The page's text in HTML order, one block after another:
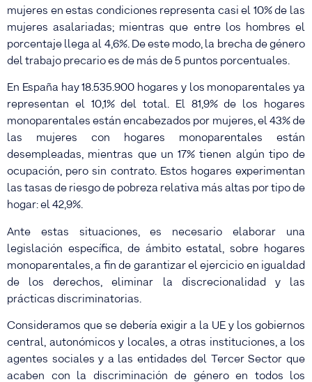
mujeres en estas condiciones representa casi el 10% de las
mujeres asalariadas; mientras que entre los hombres el
porcentaje llega al 4,6%. De este modo, la brecha de género
del trabajo precario es de más de 5 puntos porcentuales.
En España hay 18.535.900 hogares y los monoparentales ya
representan el 10,1% del total. El 81,9% de los hogares
monoparentales están encabezados por mujeres, el 43% de
las mujeres con hogares monoparentales están
desempleadas, mientras que un 17% tienen algún tipo de
ocupación, pero sin contrato. Estos hogares experimentan
las tasas de riesgo de pobreza relativa más altas por tipo de
hogar: el 42,9%.
Ante estas situaciones, es necesario elaborar una
legislación específica, de ámbito estatal, sobre hogares
monoparentales, a fin de garantizar el ejercicio en igualdad
de los derechos, eliminar la discrecionalidad y las
prácticas discriminatorias.
Consideramos que se debería exigir a la UE y los gobiernos
central, autonómicos y locales, a otras instituciones, a los
agentes sociales y a las entidades del Tercer Sector que
acaben con la discriminación de género en todos los